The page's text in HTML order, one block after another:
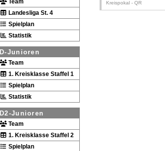
Team
Landesliga St. 4
Spielplan
Statistik
D-Junioren
Team
1. Kreisklasse Staffel 1
Spielplan
Statistik
D2-Junioren
Team
1. Kreisklasse Staffel 2
Spielplan
Kreispokal - QR